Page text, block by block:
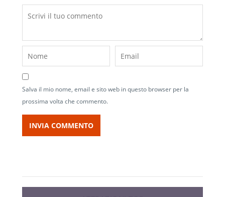
Salva il mio nome, email e sito web in questo browser per la
prossima volta che commento.